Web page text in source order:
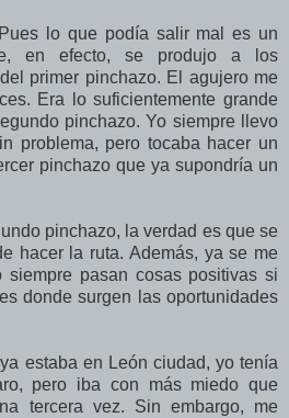
lo que podía salir mal es un
en efecto, se produjo a los
primer pinchazo. El agujero me
Era lo suficientemente grande
pinchazo. Yo siempre llevo
problema, pero tocaba hacer un
pinchazo que ya supondría un
pinchazo, la verdad es que se
hacer la ruta. Además, ya se me
siempre pasan cosas positivas si
donde surgen las oportunidades
estaba en León ciudad, yo tenía
pero iba con más miedo que
tercera vez. Sin embargo, me